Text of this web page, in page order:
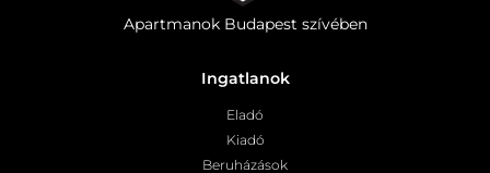
Apartmanok Budapest szívében
Ingatlanok
Eladó
Kiadó
Beruházások